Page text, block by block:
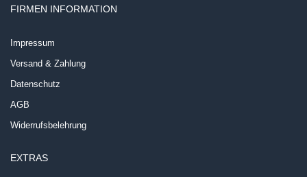
FIRMEN INFORMATION
Impressum
Versand & Zahlung
Datenschutz
AGB
Widerrufsbelehrung
EXTRAS